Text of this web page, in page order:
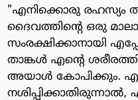
"എനിക്കൊരു രഹസ്യം
ദൈവത്തിന്റെ ഒരു
സംരക്ഷിക്കാനായി
താങ്കള്‍ എന്റെ
അയാള്‍ കോപിക്കും.
നശിപ്പിക്കാതിരുന്നാല്‍,